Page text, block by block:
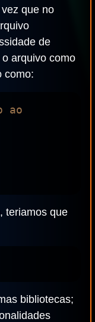
que no
de
arquivo como
como:
ao
teriamos que
bibliotecas;